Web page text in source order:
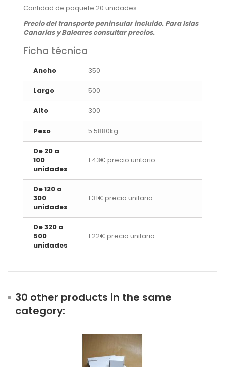
Cantidad de paquete 20 unidades
Precio del transporte peninsular incluido. Para Islas
Canarias y Baleares consultar precios.
Ficha técnica
Ancho 350
Largo 500
Alto 300
Peso 5.5880kg
De 20 a
100
unidades
1.43€ precio unitario
De 120 a
300
unidades
1.31€ precio unitario
De 320 a
500
unidades
1.22€ precio unitario
30 other products in the same
category: